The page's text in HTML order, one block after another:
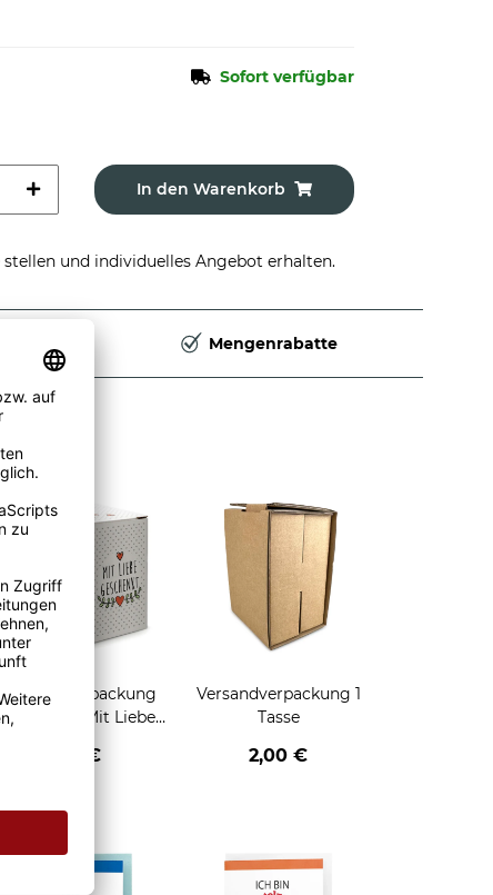
Sofort verfügbar
In den Warenkorb
und individuelles Angebot erhalten.
Mengenrabatte
Tassen - Mit Liebe
2,95 €
Versandverpackung 1
Tasse
2,00 €